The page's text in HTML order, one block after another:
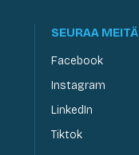
SEURAA MEITÄ
Facebook
Instagram
LinkedIn
Tiktok